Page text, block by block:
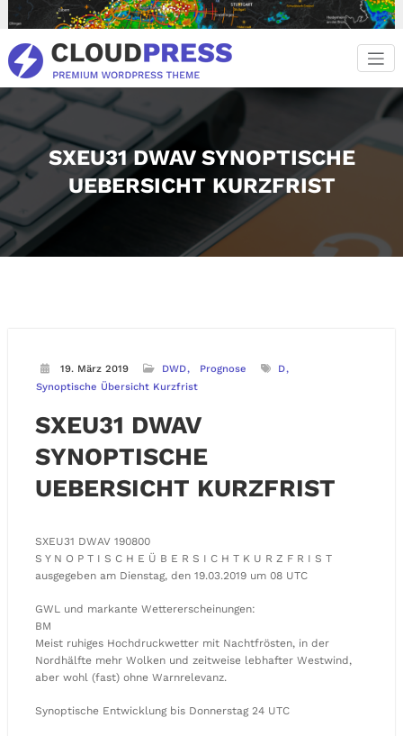
Inhalt
springen
SXEU31 DWAV SYNOPTISCHE
UEBERSICHT KURZFRIST
19. März 2019 DWD Prognose
D
Synoptische Übersicht Kurzfrist
SXEU31 DWAV
SYNOPTISCHE
UEBERSICHT KURZFRIST
SXEU31 DWAV 190800
S Y N O P T I S C H E Ü B E R S I C H T K U R Z F R I S T
ausgegeben am Dienstag, den 19.03.2019 um 08 UTC
GWL und markante Wettererscheinungen:
BM
Meist ruhiges Hochdruckwetter mit Nachtfrösten, in der
Nordhälfte mehr Wolken und zeitweise lebhafter Westwind,
aber wohl (fast) ohne Warnrelevanz.
Synoptische Entwicklung bis Donnerstag 24 UTC